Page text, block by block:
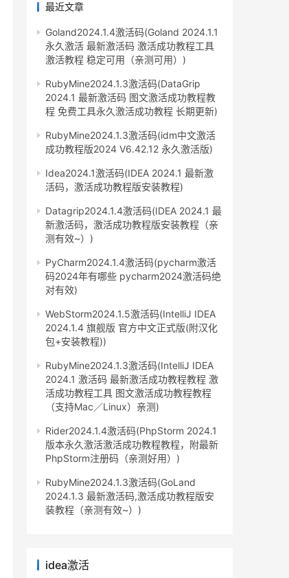
最近文章
Goland2024.1.4激活码(Goland 2024.1.1
永久激活 最新激活码 激活成功教程工具
激活教程 稳定可用（亲测可用）)
RubyMine2024.1.3激活码(DataGrip
2024.1 最新激活码 图文激活成功教程教
程 免费工具永久激活成功教程 长期更新)
RubyMine2024.1.3激活码(idm中文激活
成功教程版2024 V6.42.12 永久激活版)
Idea2024.1激活码(IDEA 2024.1 最新激
活码，激活成功教程版安装教程)
Datagrip2024.1.4激活码(IDEA 2024.1 最
新激活码，激活成功教程版安装教程（亲
测有效~）)
PyCharm2024.1.4激活码(pycharm激活
码2024年有哪些 pycharm2024激活码绝
对有效)
WebStorm2024.1.5激活码(IntelliJ IDEA
2024.1.4 旗舰版 官方中文正式版(附汉化
包+安装教程))
RubyMine2024.1.3激活码(IntelliJ IDEA
2024.1 激活码 最新激活成功教程教程 激
活成功教程工具 图文激活成功教程教程
（支持Mac／Linux）亲测)
Rider2024.1.4激活码(PhpStorm 2024.1
版本永久激活激活成功教程教程，附最新
PhpStorm注册码（亲测好用）)
RubyMine2024.1.3激活码(GoLand
2024.1.3 最新激活码,激活成功教程版安
装教程（亲测有效~）)
idea激活